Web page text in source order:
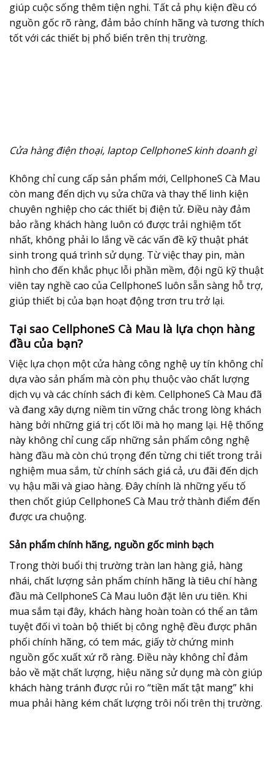
giúp cuộc sống thêm tiện nghi. Tất cả phụ kiện đều có
nguồn gốc rõ ràng, đảm bảo chính hãng và tương thích
tốt với các thiết bị phổ biến trên thị trường.
Cửa hàng điện thoại, laptop CellphoneS kinh doanh gì
Không chỉ cung cấp sản phẩm mới, CellphoneS Cà Mau
còn mang đến dịch vụ sửa chữa và thay thế linh kiện
chuyên nghiệp cho các thiết bị điện tử. Điều này đảm
bảo rằng khách hàng luôn có được trải nghiệm tốt
nhất, không phải lo lắng về các vấn đề kỹ thuật phát
sinh trong quá trình sử dụng. Từ việc thay pin, màn
hình cho đến khắc phục lỗi phần mềm, đội ngũ kỹ thuật
viên tay nghề cao của CellphoneS luôn sẵn sàng hỗ trợ,
giúp thiết bị của bạn hoạt động trơn tru trở lại.
Tại sao CellphoneS Cà Mau là lựa chọn hàng
đầu của bạn?
Việc lựa chọn một cửa hàng công nghệ uy tín không chỉ
dựa vào sản phẩm mà còn phụ thuộc vào chất lượng
dịch vụ và các chính sách đi kèm. CellphoneS Cà Mau đã
và đang xây dựng niềm tin vững chắc trong lòng khách
hàng bởi những giá trị cốt lõi mà họ mang lại. Hệ thống
này không chỉ cung cấp những sản phẩm công nghệ
hàng đầu mà còn chú trọng đến từng chi tiết trong trải
nghiệm mua sắm, từ chính sách giá cả, ưu đãi đến dịch
vụ hậu mãi và giao hàng. Đây chính là những yếu tố
then chốt giúp CellphoneS Cà Mau trở thành điểm đến
được ưa chuộng.
Sản phẩm chính hãng, nguồn gốc minh bạch
Trong thời buổi thị trường tràn lan hàng giả, hàng
nhái, chất lượng sản phẩm chính hãng là tiêu chí hàng
đầu mà CellphoneS Cà Mau luôn đặt lên ưu tiên. Khi
mua sắm tại đây, khách hàng hoàn toàn có thể an tâm
tuyệt đối vì toàn bộ thiết bị công nghệ đều được phân
phối chính hãng, có tem mác, giấy tờ chứng minh
nguồn gốc xuất xứ rõ ràng. Điều này không chỉ đảm
bảo về mặt chất lượng, hiệu năng sử dụng mà còn giúp
khách hàng tránh được rủi ro “tiền mất tật mang” khi
mua phải hàng kém chất lượng trôi nổi trên thị trường.